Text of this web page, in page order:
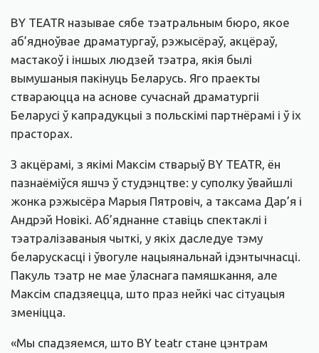
BY TEATR называе сябе тэатральным бюро, якое
аб’ядноўвае драматургаў, рэжысёраў, акцёраў,
мастакоў і іншых людзей тэатра, якія былі
вымушаныя пакінуць Беларусь. Яго праекты
ствараюцца на аснове сучаснай драматургіі
Беларусі ў капрадукцыі з польскімі партнёрамі і ў іх
прасторах.
З акцёрамі, з якімі Максім стварыў BY TEATR, ён
пазнаёміўся яшчэ ў студэнцтве: у суполку ўвайшлі
жонка рэжысёра Марыя Пятровіч, а таксама Дар’я і
Андрэй Новікі. Аб’яднанне ставіць спектаклі і
тэатралізаваныя чыткі, у якіх даследуе тэму
беларускасці і ўвогуле нацыянальнай ідэнтычнасці.
Пакуль тэатр не мае ўласнага памяшкання, але
Максім спадзяецца, што праз нейкі час сітуацыя
зменіцца.
«Мы спадзяемся, што BY teatr стане цэнтрам